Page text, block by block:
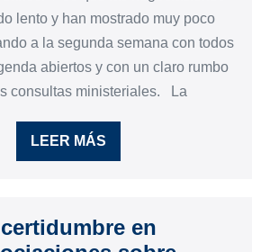
lento y han mostrado muy poco
a la segunda semana con todos
abiertos y con un claro rumbo
consultas ministeriales. La
LEER MÁS
en